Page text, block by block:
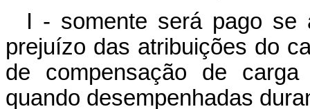
I - somente será pago se
prejuízo das atribuições do
de compensação de
quando desempenhadas